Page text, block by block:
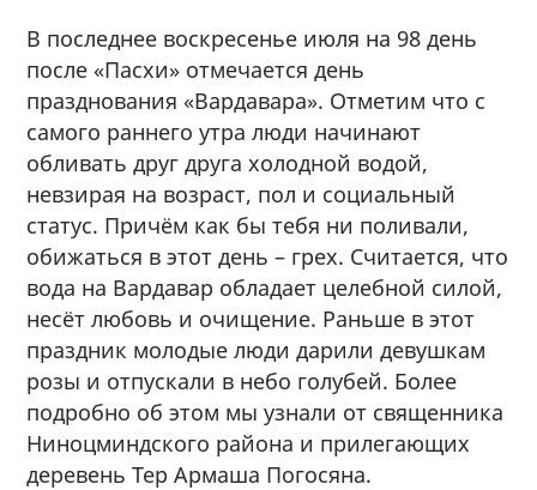
В последнее воскресенье июля на 98 день
после «Пасхи» отмечается день
празднования «Вардавара». Отметим что с
самого раннего утра люди начинают
обливать друг друга холодной водой,
невзирая на возраст, пол и социальный
статус. Причём как бы тебя ни поливали,
обижаться в этот день – грех. Считается, что
вода на Вардавар обладает целебной силой,
несёт любовь и очищение. Раньше в этот
праздник молодые люди дарили девушкам
розы и отпускали в небо голубей. Более
подробно об этом мы узнали от священника
Ниноцминдского района и прилегающих
деревень Тер Армаша Погосяна.